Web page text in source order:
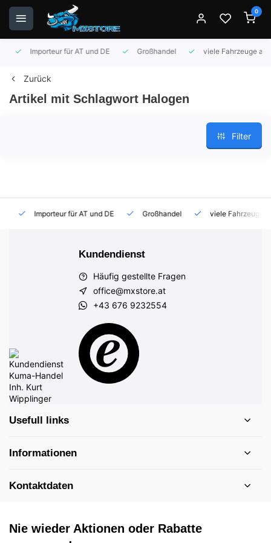
0
Importeur für AT und DE Großhandel viele Fahrzeuge auf
Zurück
Artikel mit Schlagwort Halogen
Filter
Importeur für AT und DE Großhandel viele Fahrzeuge auf
Kundendienst
Häufig gestellte Fragen
office@mxstore.at
+43 676 9232554
Usefull links
Informationen
Kontaktdaten
Nie wieder Aktionen oder Rabatte